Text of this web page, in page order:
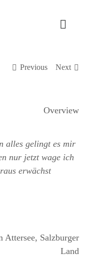
Toggle
Previous Next
Overview
alles gelingt es mir
nur jetzt wage ich
erwächst
Attersee, Salzburger
Land